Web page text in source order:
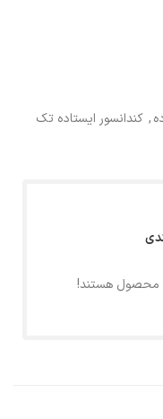
, کندانسور ایستاده تک
محصول هستند!